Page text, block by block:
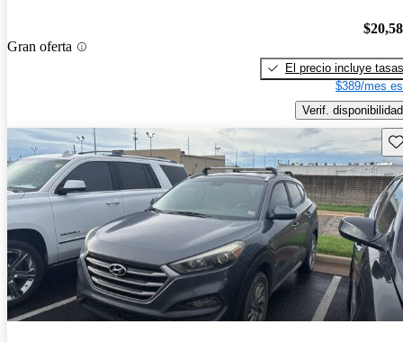
Gran oferta
El precio incluye tasas
$389/mes
Verif. disponibilidad